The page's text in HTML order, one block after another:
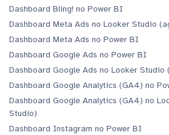
Dashboard Bling! no Power BI
Dashboard Meta Ads no Looker Studio
Dashboard Meta Ads no Power BI
Dashboard Google Ads no Power BI
Dashboard Google Ads no Looker
Dashboard Google Analytics (GA4) no
Dashboard Google Analytics (GA4) no
Studio)
Dashboard Instagram no Power BI